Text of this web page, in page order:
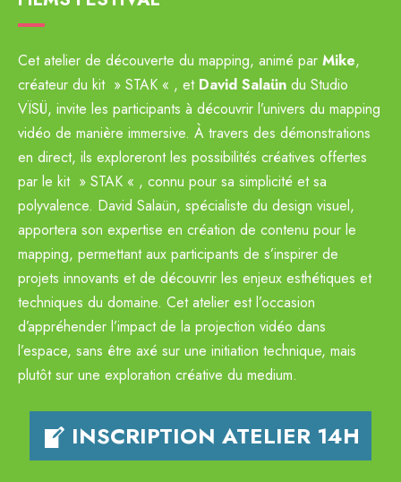
Cet atelier de découverte du mapping, animé par Mike,
créateur du kit » STAK « , et David Salaün du Studio
VÏSÜ, invite les participants à découvrir l’univers du mapping
vidéo de manière immersive. À travers des démonstrations
en direct, ils exploreront les possibilités créatives offertes
par le kit » STAK « , connu pour sa simplicité et sa
polyvalence. David Salaün, spécialiste du design visuel,
apportera son expertise en création de contenu pour le
mapping, permettant aux participants de s’inspirer de
projets innovants et de découvrir les enjeux esthétiques et
techniques du domaine. Cet atelier est l’occasion
d’appréhender l’impact de la projection vidéo dans
l’espace, sans être axé sur une initiation technique, mais
plutôt sur une exploration créative du medium.
INSCRIPTION ATELIER 14H